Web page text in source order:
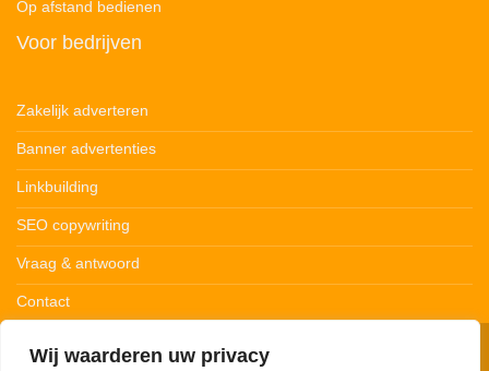
Wij waarderen uw privacy
Op afstand bedienen
Voor bedrijven
Zakelijk adverteren
Banner advertenties
Linkbuilding
SEO copywriting
Vraag & antwoord
Contact
Privacybeleid Cookiebeleid Disclaimer